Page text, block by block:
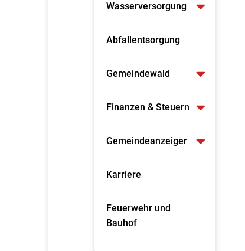
Wasserversorgung
Abfallentsorgung
Gemeindewald
Finanzen & Steuern
Gemeindeanzeiger
Karriere
Feuerwehr und
Bauhof